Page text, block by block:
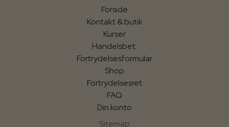
Forside
Kontakt & butik
Kurser
Handelsbet.
Fortrydelsesformular
Shop
Fortrydelsesret
FAQ
Din konto
Sitemap